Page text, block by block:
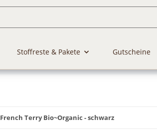
Stoffreste & Pakete Gutscheine
French Terry Bio~Organic - schwarz